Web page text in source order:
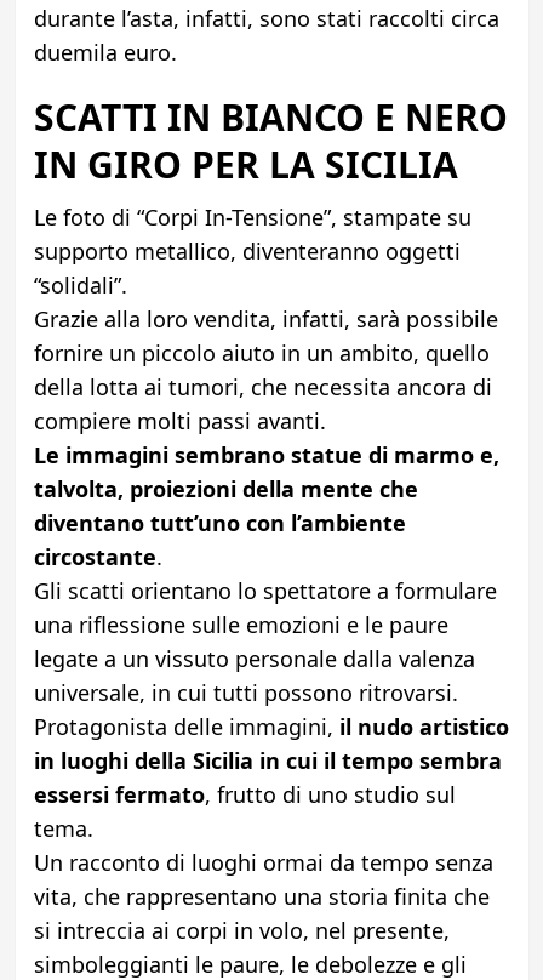
durante l’asta, infatti, sono stati raccolti circa
duemila euro.
SCATTI IN BIANCO E NERO
IN GIRO PER LA SICILIA
Le foto di “Corpi In-Tensione”, stampate su
supporto metallico, diventeranno oggetti
“solidali”.
Grazie alla loro vendita, infatti, sarà possibile
fornire un piccolo aiuto in un ambito, quello
della lotta ai tumori, che necessita ancora di
compiere molti passi avanti.
Le immagini sembrano statue di marmo e,
talvolta, proiezioni della mente che
diventano tutt’uno con l’ambiente
circostante.
Gli scatti orientano lo spettatore a formulare
una riflessione sulle emozioni e le paure
legate a un vissuto personale dalla valenza
universale, in cui tutti possono ritrovarsi.
Protagonista delle immagini, il nudo artistico
in luoghi della Sicilia in cui il tempo sembra
essersi fermato, frutto di uno studio sul
tema.
Un racconto di luoghi ormai da tempo senza
vita, che rappresentano una storia finita che
si intreccia ai corpi in volo, nel presente,
simboleggianti le paure, le debolezze e gli